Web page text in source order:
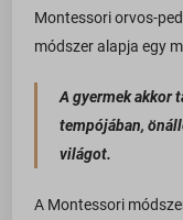
Montessori orvos-
módszer alapja egy
A gyermek akkor
tempójában,
világot.
A Montessori